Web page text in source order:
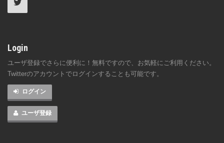
Login
ユーザ登録でさらに便利に！無料ですので、お気軽にご利用ください。
Twitterのアカウントでログインすることも可能です。
ログイン
ユーザ登録